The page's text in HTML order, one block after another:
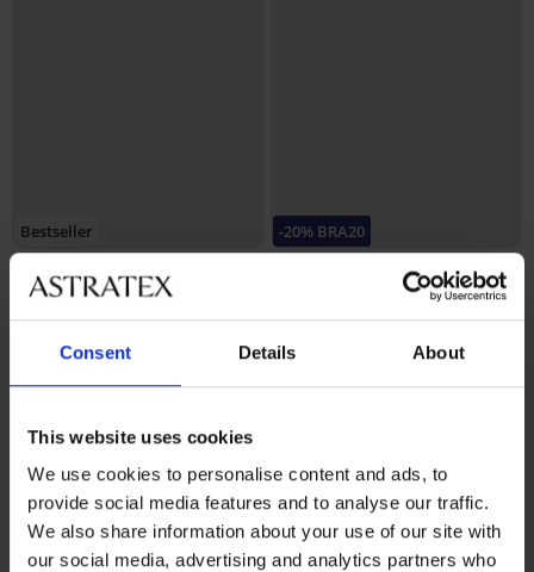
Consent Details About
This website uses cookies
We use cookies to personalise content and ads, to
provide social media features and to analyse our traffic.
We also share information about your use of our site with
our social media, advertising and analytics partners who
Bestseller
Сутиен Maia 4D изглаждащ
40,99 €(80,17 лв.)
-20% BRA20
4,9
Сутиен Spacer Flexicup Dotted
Mesh II
40,99 €